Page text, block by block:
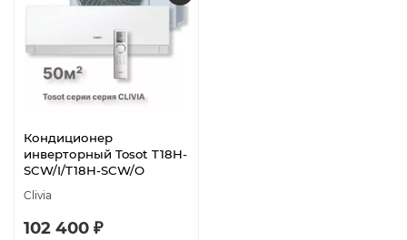
Кондиционер
инверторный Tosot T18H-
SCW/I/T18H-SCW/O
Clivia
102 400 ₽